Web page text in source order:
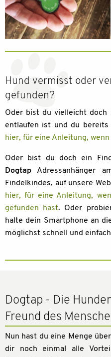
Hund vermisst oder
gefunden?
Oder bist du vielleicht doch
entlaufen ist und du
hier, für eine Anleitung,
Oder bist du doch ein
Dogtap Adressanhänger
Findelkindes, auf unsere
hier, für eine Anleitung,
gefunden hast. Oder
halte dein Smartphone an
möglichst schnell und
Dogtap - Die
Freund des
Nun hast du eine Menge
dir noch einmal alle